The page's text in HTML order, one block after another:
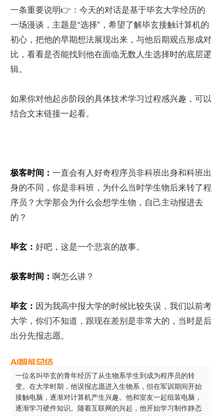
一条重要说明👉：今天的对话是基于毕玄大学经历的
一场漫谈，主题是“选择”，希望了解毕玄接触计算机的
初心，把他的早期想法展现出来，与他后期观点形成对
比，看看是否能找到他在面临无数人生选择时的底层逻
辑。
如果你对他起步阶段的具体技术学习过程感兴趣，可以
结合文末链接一起看。
极客时间： 一直会有人好奇程序员非科班出身和科班出
身的不同，你是非科班，为什么当时学生物后来转了程
序员？大学那会为什么会想学生物，自己主动报进去
的？
毕玄： 好吧，这是一个悲哀的故事。
极客时间： 啊怎么讲？
毕玄： 因为我高中报大学的时候比较失误，我们以前考
大学，你们不知道，跟现在差别是非常大的，当时是后
出分先报志愿。
一位名叫毕玄的青年经历了从生物系学生到成为程序员的转
变。在大学时期，他误报志愿进入生物系，但在军训期间开始
接触电脑，逐渐对计算机产生兴趣。他和室友一起组装电脑，
逐渐学习硬件知识。随着互联网的兴起，他开始学习制作静态